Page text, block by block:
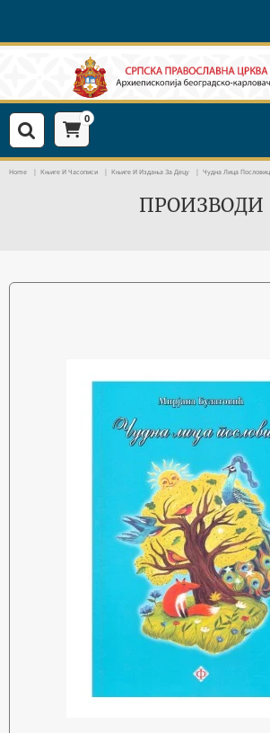
0
Home Књиге И Часописи Књиге И Издања За Децу Чудна Лица
ПРОИЗВОДИ